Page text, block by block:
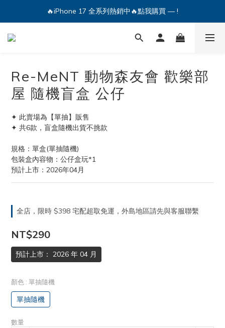
🔥iPhone 17 全系列熱銷中🔥點我購買 — !
🔥iPhone 17 全系列熱銷中🔥點我購買 — !
💕加入Q哥 Line 新好友領優惠券！🎫
Re-MeNT 動物森友會 歡樂部
屋 隨機盲盒 公仔
✦ 此賣場為【單抽】販售
✦ 共6款，盲盒隨機出貨不挑款
規格：單盒(單抽隨機)
包裝盒內容物：公仔盒玩*1
預計上市：2026年04月
全店，限時 $398 宅配超取免運，外島地區請先與客服聯繫
NT$290
預計上市： 2026 年 04 月
顏色 : 單抽隨機
單抽隨機
數量